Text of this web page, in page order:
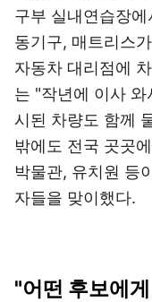
구부 실내연습장
동기구, 매트리스
자동차 대리점에
는 "작년에 이사
시된 차량도 함께
밖에도 전국 곳곳
박물관, 유치원 등
자들을 맞이했다.
"어떤 후보에